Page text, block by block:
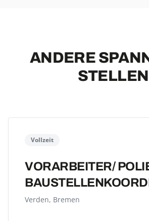
ANDERE
STELLEN
Vollzeit
VORARBEITER/
Verden, Bremen